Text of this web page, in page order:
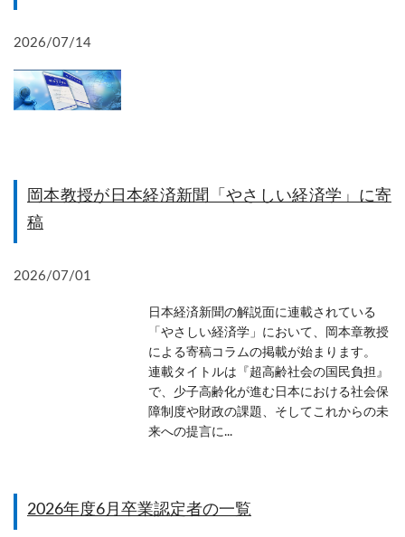
2026/07/14
岡本教授が日本経済新聞「やさしい経済学」に寄
稿
2026/07/01
日本経済新聞の解説面に連載されている
「やさしい経済学」において、岡本章教授
による寄稿コラムの掲載が始まります。
連載タイトルは『超高齢社会の国民負担』
で、少子高齢化が進む日本における社会保
障制度や財政の課題、そしてこれからの未
来への提言に...
2026年度6月卒業認定者の一覧